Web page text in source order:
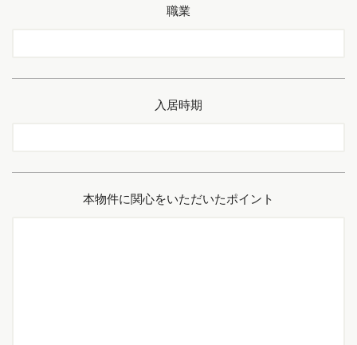
職業
入居時期
本物件に関心をいただいたポイント